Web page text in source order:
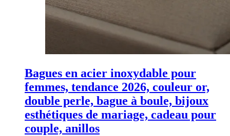
Bagues en acier inoxydable pour
femmes, tendance 2026, couleur or,
double perle, bague à boule, bijoux
esthétiques de mariage, cadeau pour
couple, anillos